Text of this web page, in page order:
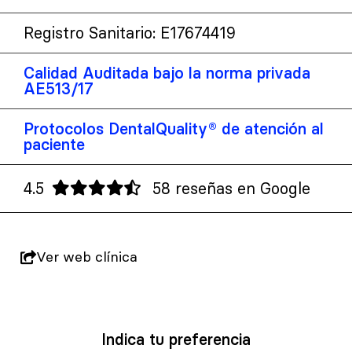
Registro Sanitario: E17674419
Calidad Auditada bajo la norma privada
AE513/17
Protocolos DentalQuality® de atención al
paciente
4.5 58 reseñas en Google
Ver web clínica
Indica tu preferencia